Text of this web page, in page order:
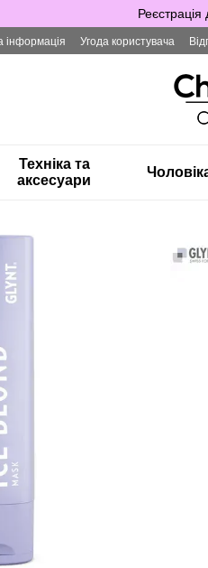
Реєстрація
інформація Угода користувача
Техніка та
аксесуари